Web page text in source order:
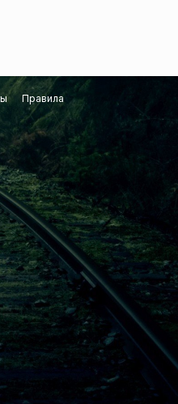
Правила